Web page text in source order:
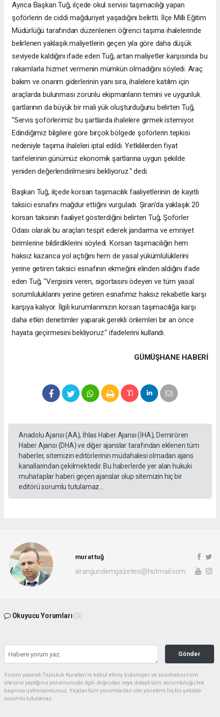
Ayrıca Başkan Tuğ, ilçede okul servisi taşımacılığı yapan
şoförlerin de ciddi mağduriyet yaşadığını belirtti. İlçe Milli Eğitim
Müdürlüğü tarafından düzenlenen öğrenci taşıma ihalelerinde
belirlenen yaklaşık maliyetlerin geçen yıla göre daha düşük
seviyede kaldığını ifade eden Tuğ, artan maliyetler karşısında bu
rakamlarla hizmet vermenin mümkün olmadığını söyledi. Araç
bakım ve onarım giderlerinin yanı sıra, ihalelere katılım için
araçlarda bulunması zorunlu ekipmanların temini ve uygunluk
şartlarının da büyük bir mali yük oluşturduğunu belirten Tuğ,
"Servis şoförlerimiz bu şartlarda ihalelere girmek istemiyor.
Edindiğimiz bilgilere göre birçok bölgede şoförlerin tepkisi
nedeniyle taşıma ihaleleri iptal edildi. Yetkililerden fiyat
tarifelerinin günümüz ekonomik şartlarına uygun şekilde
yeniden değerlendirilmesini bekliyoruz." dedi.
Başkan Tuğ, ilçede korsan taşımacılık faaliyetlerinin de kayıtlı
taksici esnafını mağdur ettiğini vurguladı. Şiran'da yaklaşık 20
korsan taksinin faaliyet gösterdiğini belirten Tuğ, Şoförler
Odası olarak bu araçları tespit ederek jandarma ve emniyet
birimlerine bildirdiklerini söyledi. Korsan taşımacılığın hem
haksız kazanca yol açtığını hem de yasal yükümlülüklerini
yerine getiren taksici esnafının ekmeğini elinden aldığını ifade
eden Tuğ, "Vergisini veren, sigortasını ödeyen ve tüm yasal
sorumluluklarını yerine getiren esnafımız haksız rekabetle karşı
karşıya kalıyor. İlgili kurumlarımızın korsan taşımacılığa karşı
daha etkin denetimler yaparak gerekli önlemleri bir an önce
hayata geçirmesini bekliyoruz." ifadelerini kullandı.
GÜMÜŞHANE HABERİ
Anadolu Ajansı (AA), İhlas Haber Ajansı (İHA), Demirören
Haber Ajansı (DHA) ve diğer ajanslar tarafından eklenen tüm
haberler, sitemizin editörlerinin müdahalesi olmadan ajans
kanallarından çekilmektedir. Bu haberlerde yer alan hukuki
muhataplar haberi geçen ajanslar olup sitemizin hiç bir
editörü sorumlu tutulamaz...
murat tuğ
sirangundemgazetesi@hotmail.com
Okuyucu Yorumları (0)
Gönder
Yorum yazarak Topluluk Kuralları’nı kabul etmiş bulunuyor ve siranhaber.com
sitesine yaptığınız yorumunuzla ilgili doğrudan veya dolaylı tüm sorumluluğu tek
başınıza üstleniyorsunuz. Yazılan tüm yorumlardan site yönetimi hiçbir şekilde
sorumlu tutulamaz.